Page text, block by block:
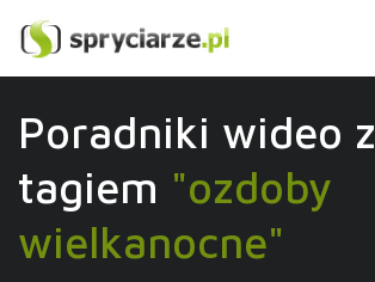
Poradniki wideo z
tagiem "ozdoby
wielkanocne"